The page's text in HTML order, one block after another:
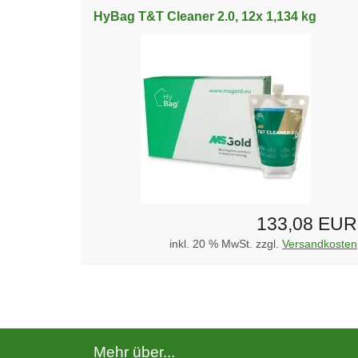
HyBag T&T Cleaner 2.0, 12x 1,134 kg
133,08 EUR
inkl. 20 % MwSt. zzgl. Versandkosten
Mehr über...